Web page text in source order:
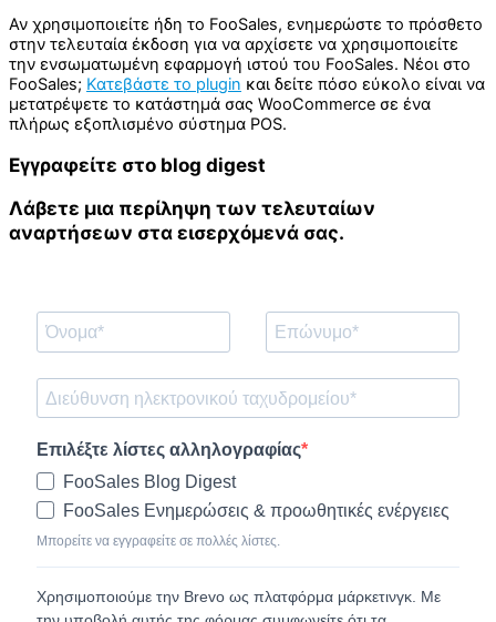
Αν χρησιμοποιείτε ήδη το FooSales, ενημερώστε το πρόσθετο
στην τελευταία έκδοση για να αρχίσετε να χρησιμοποιείτε
την ενσωματωμένη εφαρμογή ιστού του FooSales. Νέοι στο
FooSales; Κατεβάστε το plugin και δείτε πόσο εύκολο είναι να
μετατρέψετε το κατάστημά σας WooCommerce σε ένα
πλήρως εξοπλισμένο σύστημα POS.
Εγγραφείτε στο blog digest
Λάβετε μια περίληψη των τελευταίων
αναρτήσεων στα εισερχόμενά σας.
Επιλέξτε λίστες αλληλογραφίας
FooSales Blog Digest
FooSales Ενημερώσεις & προωθητικές ενέργειες
Μπορείτε να εγγραφείτε σε πολλές λίστες.
Χρησιμοποιούμε την Brevo ως πλατφόρμα μάρκετινγκ. Με